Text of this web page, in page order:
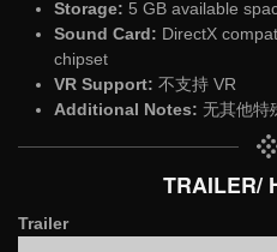
Storage: 5 GB available
Sound Card: DirectX
chipset
VR Support: 不支持 VR
Additional Notes: 无其他特
TRAILER/
Trailer